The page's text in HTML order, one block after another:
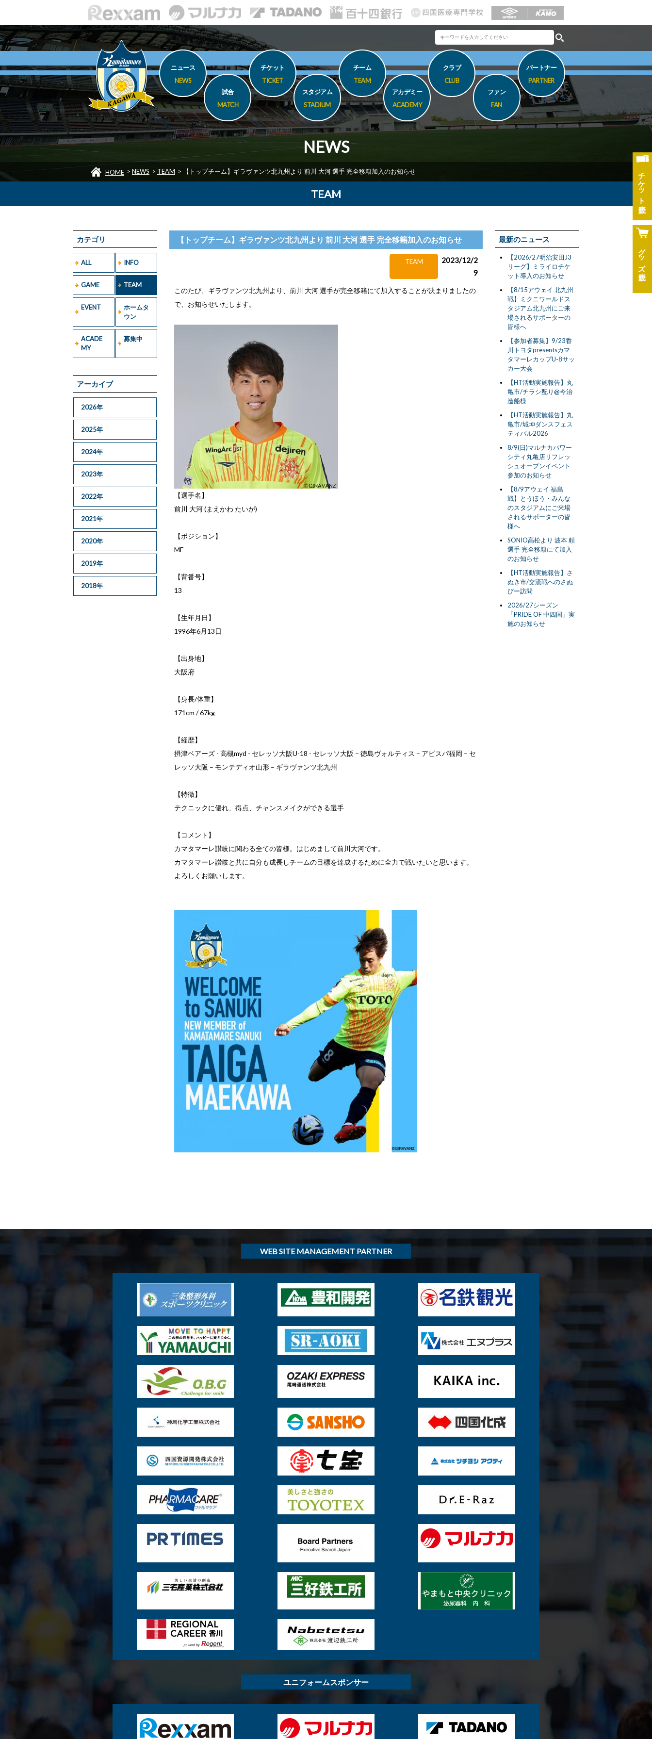
チケット
グッズ
ニュース
NEWS
試合
MATCH
チケット
TICKET
スタジアム
STADIUM
チーム
TEAM
アカデミー
ACADEMY
クラブ
CLUB
ファン
FAN
パートナー
PARTNER
NEWS
HOME > NEWS > TEAM > 【トップチーム】ギラヴァンツ北九州より 前川 大河 選手 完全移籍加入のお知らせ
TEAM
カテゴリ
ALL INFO
GAME TEAM
EVENT
ホームタ
ウン
ACADE
MY
募集中
アーカイブ
2026年
2025年
2024年
2023年
2022年
2021年
2020年
2019年
2018年
【トップチーム】ギラヴァンツ北九州より 前川 大河 選手 完全移籍加入のお知らせ
TEAM
2023/12/2
9
このたび、ギラヴァンツ北九州より、前川 大河 選手が完全移籍にて加入することが決まりましたの
で、お知らせいたします。
【選手名】
前川 大河 (まえかわ たいが)
【ポジション】
MF
【背番号】
13
【生年月日】
1996年6月13日
【出身地】
大阪府
【身長/体重】
171cm / 67kg
【経歴】
摂津ベアーズ - 高槻myd - セレッソ大阪U-18 - セレッソ大阪 – 徳島ヴォルティス – アビスパ福岡 – セ
レッソ大阪 – モンテディオ山形 – ギラヴァンツ北九州
【特徴】
テクニックに優れ、得点、チャンスメイクができる選手
【コメント】
カマタマーレ讃岐に関わる全ての皆様。はじめまして前川大河です。
カマタマーレ讃岐と共に自分も成長しチームの目標を達成するために全力で戦いたいと思います。
よろしくお願いします。
最新のニュース
【2026/27明治安田J3
リーグ】ミライロチケ
ット導入のお知らせ
【8/15アウェイ 北九州
戦】ミクニワールドス
タジアム北九州にご来
場されるサポーターの
皆様へ
【参加者募集】9/23香
川トヨタpresentsカマ
タマーレカップU-8サッ
カー大会
【HT活動実施報告】丸
亀市/チラシ配り@今治
造船様
【HT活動実施報告】丸
亀市/城坤ダンスフェス
ティバル2026
8/9(日)マルナカパワー
シティ丸亀店リフレッ
シュオープンイベント
参加のお知らせ
【8/9アウェイ 福島
戦】とうほう・みんな
のスタジアムにご来場
されるサポーターの皆
様へ
SONIO高松より 波本 頼
選手 完全移籍にて加入
のお知らせ
【HT活動実施報告】さ
ぬき市/交流戦へのさぬ
ぴー訪問
2026/27シーズン
「PRIDE OF 中四国」実
施のお知らせ
WEB SITE MANAGEMENT PARTNER
ユニフォームスポンサー